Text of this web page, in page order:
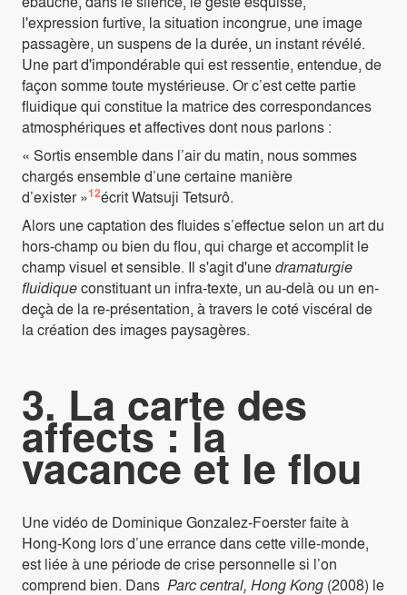
l'expression furtive, la situation incongrue, une image
passagère, un suspens de la durée, un instant révélé.
Une part d'impondérable qui est ressentie, entendue, de
façon somme toute mystérieuse. Or c’est cette partie
fluidique qui constitue la matrice des correspondances
atmosphériques et affectives dont nous parlons :
« Sortis ensemble dans l’air du matin, nous sommes
chargés ensemble d’une certaine manière
d’exister »12écrit Watsuji Tetsurô.
Alors une captation des fluides s’effectue selon un art du
hors-champ ou bien du flou, qui charge et accomplit le
champ visuel et sensible. Il s'agit d'unedramaturgie
fluidiqueconstituant un infra-texte, un au-delà ou un en-
deçà de la re-présentation, à travers le coté viscéral de
la création des images paysagères.
3. La carte des
affects : la
vacance et le flou
Une vidéo de Dominique Gonzalez-Foerster faite à
Hong-Kong lors d’une errance dans cette ville-monde,
est liée à une période de crise personnelle si l’on
comprend bien. Dans Parc central, Hong Kong (2008) le